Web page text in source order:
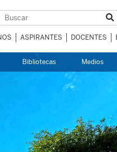
ASPIRANTES DOCENTES
Bibliotecas Medios